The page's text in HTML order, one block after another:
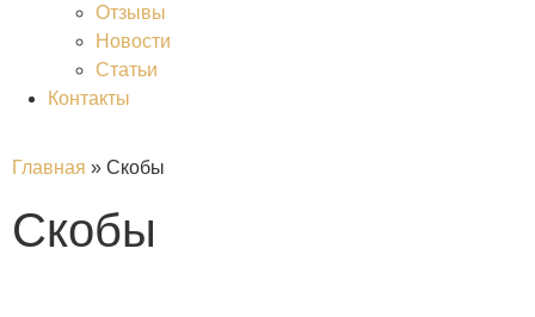
Отзывы
Новости
Статьи
Контакты
Главная » Скобы
Скобы